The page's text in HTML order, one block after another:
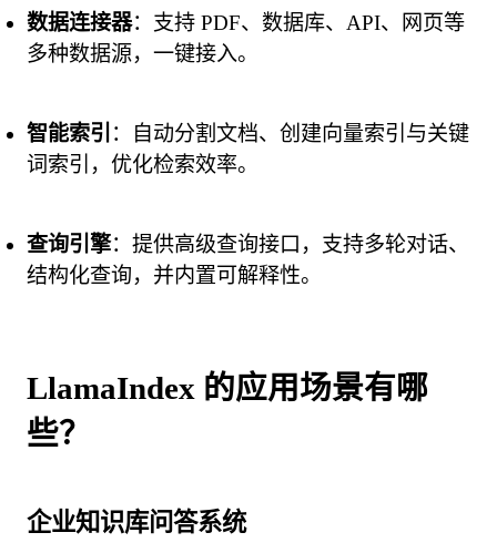
数据连接器：支持 PDF、数据库、API、网页等
多种数据源，一键接入。
智能索引 ：自动分割文档、创建向量索引与关键
词索引，优化检索效率。
查询引擎：提供高级查询接口，支持多轮对话、
结构化查询，并内置可解释性。
LlamaIndex 的应用场景有哪
些？
企业知识库问答系统